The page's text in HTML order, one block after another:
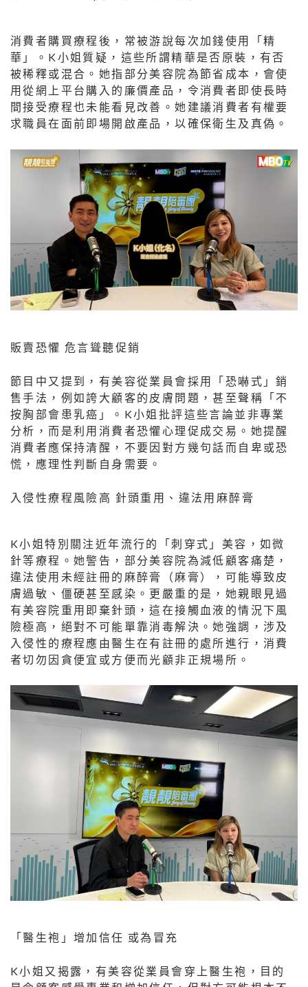
消費者購買療程後，常被游說每次加錢使用「精
華」。K小姐質疑，這些所謂精華是否原裝，有否
被稀釋或混合。她指部分美容院為節省成本，會使
用從網上平台購入的廉價產品，令消費者即使長時
間接受療程也未能看見改善。她建議消費者有權要
求職員在面前即場開啟產品，以確保衛生及真偽。
販賣恐懼 危言聳聽促銷
節目中又提到，有美容從業員會採用「恐嚇式」銷
售手法，例如誇大顧客的皮膚問題，甚至聲稱「不
按胸部會患乳癌」。K小姐批評這些言論並非專業
分析，而是利用消費者恐懼心理促成交易。她提醒
消費者應保持清醒，不要因對方幾句話而自卑或恐
慌，應理性判斷自身需要。
入侵性療程風險高 針頭重用、違法用麻醉膏
K小姐特別關注近年流行的「刺穿式」美容，如微
針等療程。她警告，部分美容院為減低顧客痛楚，
違法使用未經註冊的麻醉膏（麻膏），可能導致皮
膚過敏、僵硬甚至感染。更嚴重的是，她親眼見過
有美容院重用即棄針頭，這在接觸血液的情況下風
險極高，絕對不可能單靠消毒解決。她強調，涉及
入侵性的療程應由醫生在有註冊的處所進行，消費
者切勿因貪便宜或方便而光顧非正規場所。
「醫生袍」增加信任 或為冒充
K小姐又揭露，有美容從業員會穿上醫生袍，目的